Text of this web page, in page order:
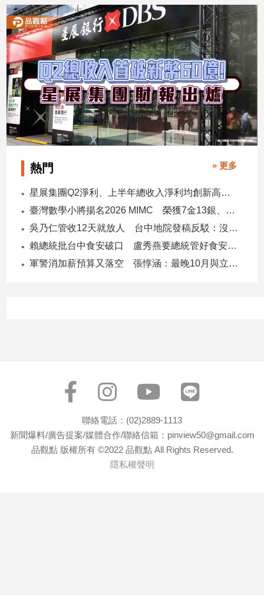
生
活
建
築/
室
內
計
旅
遊/
座/
創
熱門 » 更多
星展集團Q2淨利、上半年總收入淨利均創新高 股東權益報酬率17.5%
臺灣數學小將揚名2026 MIMC​ 榮獲7金13銀、13銅1佳作
吳乃仁管收12天就放人 台中地院發稿反駁：沒有司法雙標
賴總統批台中食安破口 盧秀燕要總統管好食安 蔣萬安搬2014「食安即國安」打臉
軍警消加薪預算又落空 張惇涵：最晚10月與立法院溝通
聯絡電話：(02)2889-1113
新聞爆料/廣告提案/媒體合作/聯絡信箱：pinview50@gmail.com
品觀點 版權所有 ©2022 品觀點 All Rights Reserved.
隱私權聲明